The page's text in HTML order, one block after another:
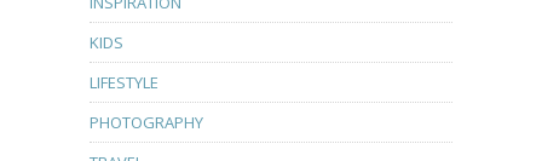
KIDS
LIFESTYLE
PHOTOGRAPHY